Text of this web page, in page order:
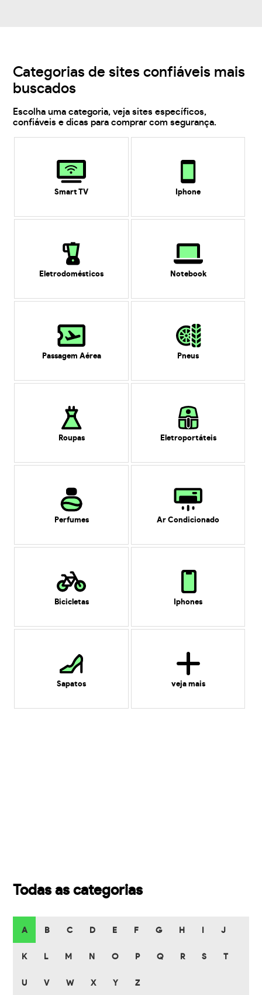
Categorias de sites confiáveis mais
buscados
Escolha uma categoria, veja sites específicos,
confiáveis e dicas para comprar com segurança.
Smart TV Iphone
Eletrodomésticos Notebook
Passagem Aérea Pneus
Roupas Eletroportáteis
Perfumes Ar Condicionado
Bicicletas Iphones
Sapatos veja mais
Todas as categorias
A B C D E F G H J
K L M N O P Q R S T
U V W X Y Z